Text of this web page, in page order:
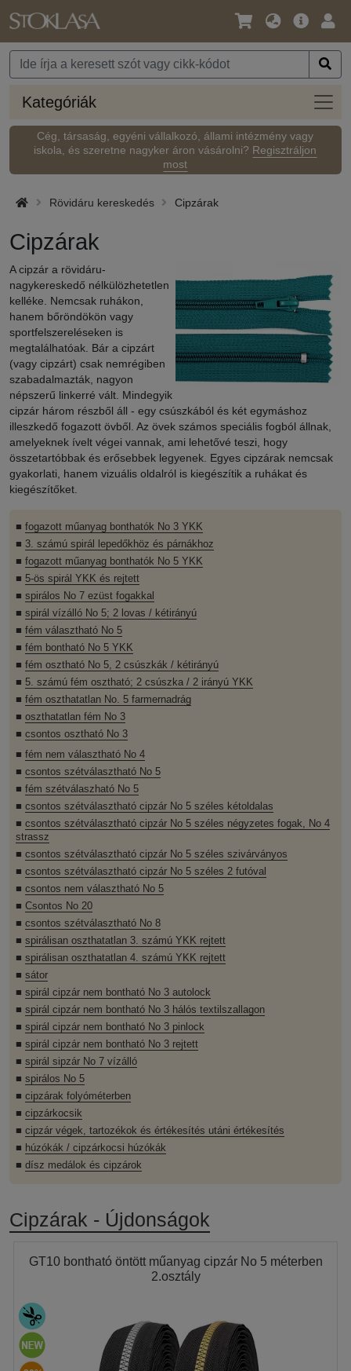
Nyelv
Pénznem
Fő
Kategóriák
Cég, társaság, egyéni vállalkozó, állami intézmény vagy
iskola, és szeretne nagyker áron vásárolni? Regisztráljon
most
Rövidáru kereskedés Cipzárak
Cipzárak
A cipzár a rövidáru-
nagykereskedő nélkülözhetetlen
kelléke. Nemcsak ruhákon,
hanem bőröndökön vagy
sportfelszereléseken is
megtalálhatóak. Bár a cipzárt
(vagy cipzárt) csak nemrégiben
szabadalmazták, nagyon
népszerű linkerré vált. Mindegyik
cipzár három részből áll - egy csúszkából és két egymáshoz
illeszkedő fogazott övből. Az övek számos speciális fogból állnak,
amelyeknek ívelt végei vannak, ami lehetővé teszi, hogy
összetartóbbak és erősebbek legyenek. Egyes cipzárak nemcsak
gyakorlati, hanem vizuális oldalról is kiegészítik a ruhákat és
kiegészítőket.
■ fogazott műanyag bonthatók No 3 YKK
■ 3. számú spirál lepedőkhöz és párnákhoz
■ fogazott műanyag bonthatók No 5 YKK
■ 5-ös spirál YKK és rejtett
■ spirálos No 7 ezüst fogakkal
■ spirál vízálló No 5; 2 lovas / kétirányú
■ fém választható No 5
■ fém bontható No 5 YKK
■ fém osztható No 5, 2 csúszkák / kétirányú
■ 5. számú fém osztható; 2 csúszka / 2 irányú YKK
■ fém oszthatatlan No. 5 farmernadrág
■ oszthatatlan fém No 3
■ csontos osztható No 3
■ fém nem választható No 4
■ csontos szétválasztható No 5
■ fém szétválaszható No 5
■ csontos szétválasztható cipzár No 5 széles kétoldalas
■ csontos szétválasztható cipzár No 5 széles négyzetes fogak, No 4
strassz
■ csontos szétválasztható cipzár No 5 széles szivárványos
■ csontos szétválasztható cipzár No 5 széles 2 futóval
■ csontos nem választható No 5
■ Csontos No 20
■ csontos szétválasztható No 8
■ spirálisan oszthatatlan 3. számú YKK rejtett
■ spirálisan oszthatatlan 4. számú YKK rejtett
■ sátor
■ spirál cipzár nem bontható No 3 autolock
■ spirál cipzár nem bontható No 3 hálós textilszallagon
■ spirál cipzár nem bontható No 3 pinlock
■ spirál cipzár nem bontható No 3 rejtett
■ spirál sipzár No 7 vízálló
■ spirálos No 5
■ cipzárak folyóméterben
■ cipzárkocsik
■ cipzár végek, tartozékok és értékesítés utáni értékesítés
■ húzókák / cipzárkocsi húzókák
■ dísz medálok és cipzárok
Cipzárak - Újdonságok
GT10 bontható öntött műanyag cipzár No 5 méterben
2.osztály